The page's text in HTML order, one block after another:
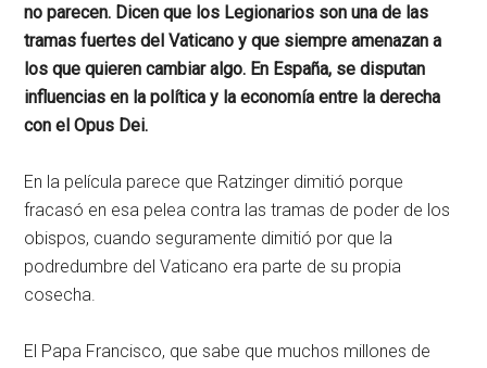
no parecen. Dicen que los Legionarios son una de las
tramas fuertes del Vaticano y que siempre amenazan a
los que quieren cambiar algo. En España, se disputan
influencias en la política y la economía entre la derecha
con el Opus Dei.
En la película parece que Ratzinger dimitió porque
fracasó en esa pelea contra las tramas de poder de los
obispos, cuando seguramente dimitió por que la
podredumbre del Vaticano era parte de su propia
cosecha.
El Papa Francisco, que sabe que muchos millones de